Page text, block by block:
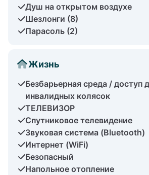
Душ на открытом воздухе
Шезлонги (8)
Парасоль (2)
Жизнь
Безбарьерная среда / доступ
инвалидных колясок
ТЕЛЕВИЗОР
Спутниковое телевидение
Звуковая система (Bluetooth)
Интернет (WiFi)
Безопасный
Напольное отопление